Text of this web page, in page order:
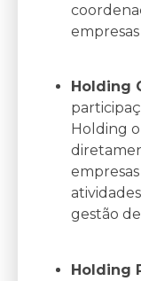
Holding
Holding
gestão
Holding